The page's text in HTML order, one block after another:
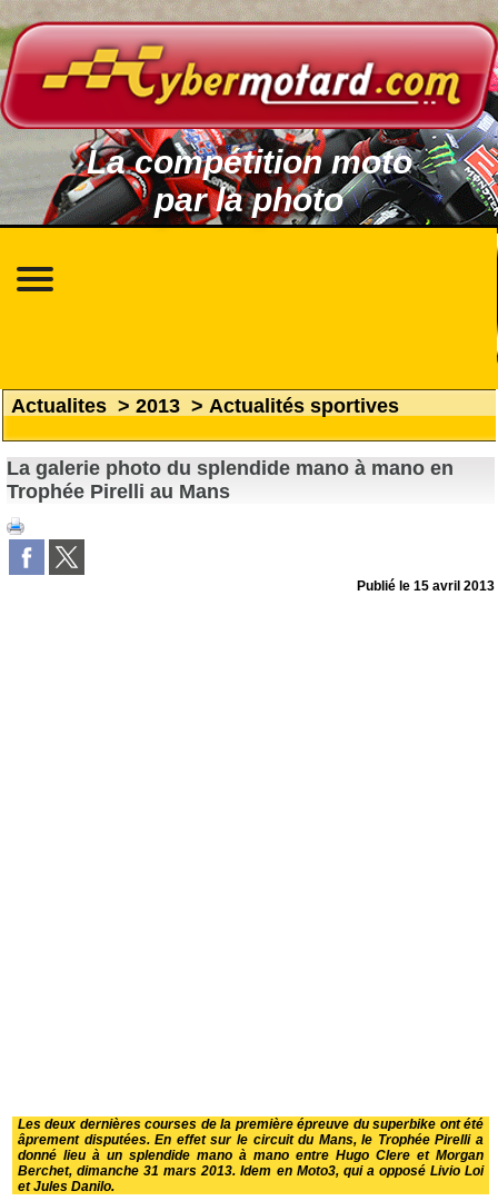
La compétition moto
par la photo
Actualites > 2013 > Actualités sportives
La galerie photo du splendide mano à mano en
Trophée Pirelli au Mans
Publié le15 avril 2013
Les deux dernières courses de la première épreuve du superbike ont été
âprement disputées. En effet sur le circuit du Mans, le Trophée Pirelli a
donné lieu à un splendide mano à mano entre Hugo Clere et Morgan
Berchet, dimanche 31 mars 2013. Idem en Moto3, qui a opposé Livio Loi
et Jules Danilo.